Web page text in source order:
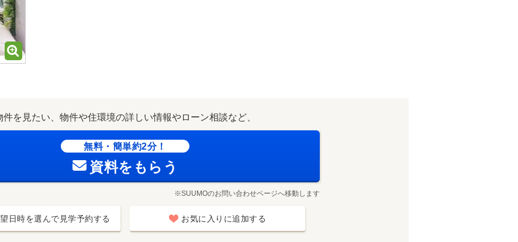
件を見たい、物件や住環境の詳しい情報やローン相談など、
無料・簡単約2分！
資料をもらう
※SUUMOのお問い合わせページへ移動します
日時を選んで見学予約する お気に入りに追加する